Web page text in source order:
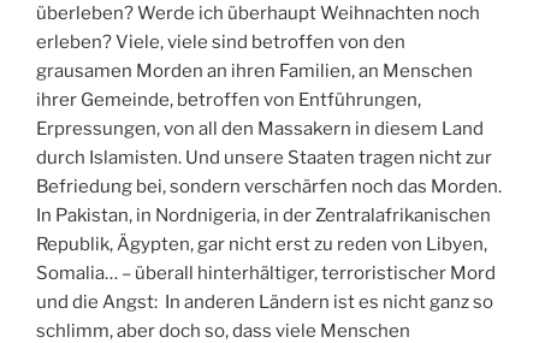
überleben? Werde ich überhaupt Weihnachten noch
erleben? Viele, viele sind betroffen von den
grausamen Morden an ihren Familien, an Menschen
ihrer Gemeinde, betroffen von Entführungen,
Erpressungen, von all den Massakern in diesem Land
durch Islamisten. Und unsere Staaten tragen nicht zur
Befriedung bei, sondern verschärfen noch das Morden.
In Pakistan, in Nordnigeria, in der Zentralafrikanischen
Republik, Ägypten, gar nicht erst zu reden von Libyen,
Somalia… – überall hinterhältiger, terroristischer Mord
und die Angst: In anderen Ländern ist es nicht ganz so
schlimm, aber doch so, dass viele Menschen